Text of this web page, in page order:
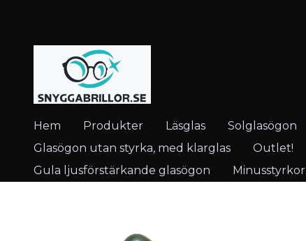
Hem Produkter Läsglas Solglasögon
Glasögon utan styrka, med klarglas
Outlet!
Gula ljusförstärkande glasögon
Minusstyrkor